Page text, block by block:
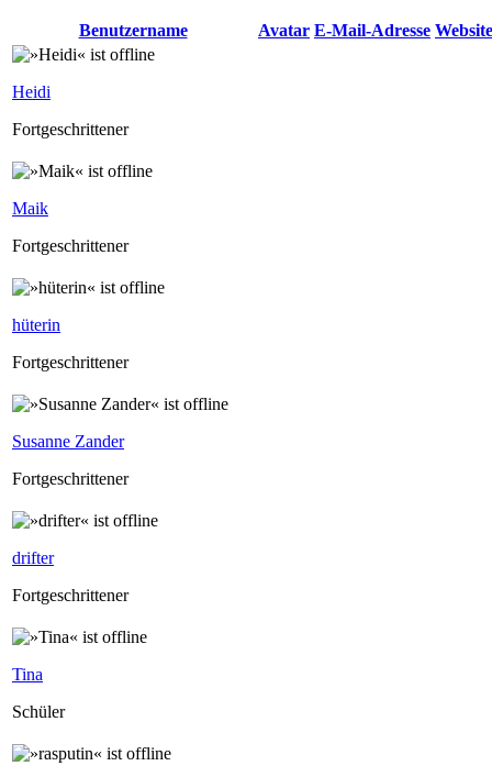
Benutzername Avatar E-Mail-Adresse Website
Heidi
Fortgeschrittener
Maik
Fortgeschrittener
hüterin
Fortgeschrittener
Susanne Zander
Fortgeschrittener
drifter
Fortgeschrittener
Tina
Schüler